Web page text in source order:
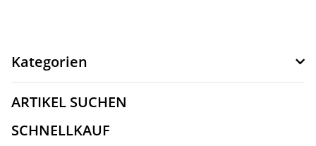
Kategorien
ARTIKEL SUCHEN
SCHNELLKAUF